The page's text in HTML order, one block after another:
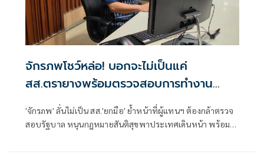
จักรภพโชว์หล่อ! บอกจะไม่เป็นแค่
สส.ตรายางพร้อมตรวจสอบการทำงาน
รัฐบาลด้วย
'จักรภพ' ลั่นไม่เป็น สส.'ยกมือ' ย้ำหน้าที่ผู้แทนฯ ต้องกล้าตรวจ
สอบรัฐบาล หนุนกฎหมายสันติสุขพาประเทศเดินหน้า พร้อมชี้